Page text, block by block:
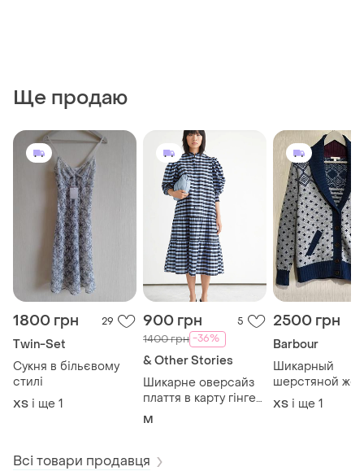
Ще продаю
1800 грн 29
Twin-Set
Сукня в більєвому
стилі
ХS і ще 1
900 грн 5
1400 грн -36%
& Other Stories
Шикарне оверсайз
плаття в карту гінгем
із пишними
M
2500 грн
Barbour
Шикарный
шерстяной
кардиган fair
скандинавский
ХS і ще 1
Всі товари продавця